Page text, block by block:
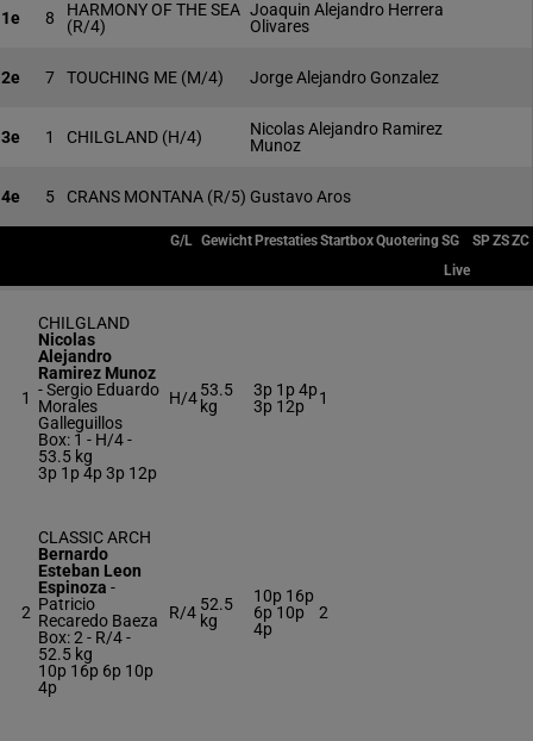
1e 8
HARMONY OF THE SEA
(R/4)
Joaquin Alejandro Herrera
Olivares
2e 7 TOUCHING ME (M/4) Jorge Alejandro Gonzalez
3e 1 CHILGLAND (H/4)
Nicolas Alejandro Ramirez
Munoz
4e 5 CRANS MONTANA (R/5) Gustavo Aros
G/L Gewicht PrestatiesStartboxQuoteringSG SPZSZC
Live
1
CHILGLAND
Nicolas
Alejandro
Ramirez Munoz
-Sergio Eduardo
Morales
Galleguillos
Box: 1 - H/4 -
53.5 kg
3p 1p 4p 3p 12p
H/453.5
kg
3p 1p 4p
3p 12p
1
2
CLASSIC ARCH
Bernardo
Esteban Leon
Espinoza -
Patricio
Recaredo Baeza
Box: 2 - R/4 -
52.5 kg
10p 16p 6p 10p
4p
R/4 52.5
kg
10p 16p
6p 10p
4p
2